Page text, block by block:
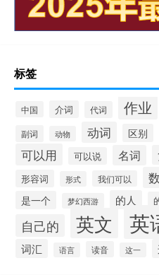
标签
中国 介词 代词 作业
副词
动物 动词 区别
可以用 可以说 名词
形容词
形式 我们可以
是一个 梦幻西游 的人
自己的 英文 英
词汇 语言 读音 这一